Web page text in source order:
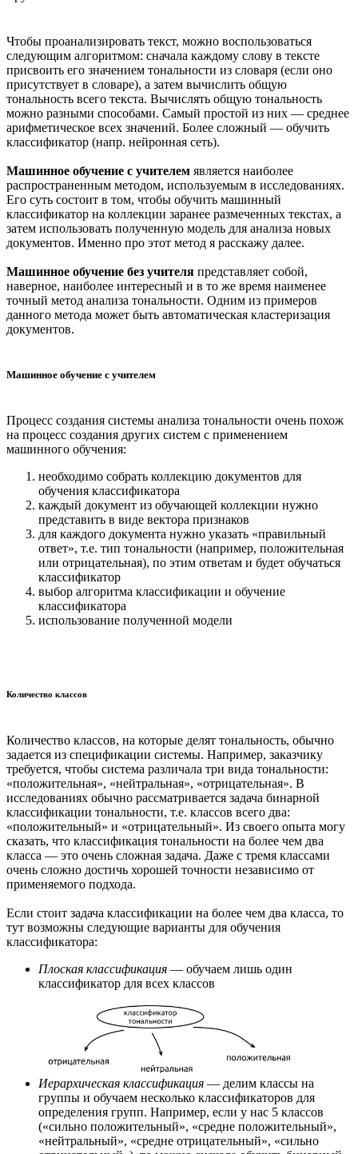
Чтобы проанализировать текст, можно воспользоваться
следующим алгоритмом: сначала каждому слову в тексте
присвоить его значением тональности из словаря (если оно
присутствует в словаре), а затем вычислить общую
тональность всего текста. Вычислять общую тональность
можно разными способами. Самый простой из них — среднее
арифметическое всех значений. Более сложный — обучить
классификатор (напр. нейронная сеть).
Машинное обучение с учителем является наиболее
распространенным методом, используемым в исследованиях.
Его суть состоит в том, чтобы обучить машинный
классификатор на коллекции заранее размеченных текстах, а
затем использовать полученную модель для анализа новых
документов. Именно про этот метод я расскажу далее.
Машинное обучение без учителя представляет собой,
наверное, наиболее интересный и в то же время наименее
точный метод анализа тональности. Одним из примеров
данного метода может быть автоматическая кластеризация
документов.
Машинное обучение с учителем
Процесс создания системы анализа тональности очень похож
на процесс создания других систем с применением
машинного обучения:
необходимо собрать коллекцию документов для
обучения классификатора
каждый документ из обучающей коллекции нужно
представить в виде вектора признаков
для каждого документа нужно указать «правильный
ответ», т.е. тип тональности (например, положительная
или отрицательная), по этим ответам и будет обучаться
классификатор
выбор алгоритма классификации и обучение
классификатора
использование полученной модели
Количество классов
Количество классов, на которые делят тональность, обычно
задается из спецификации системы. Например, заказчику
требуется, чтобы система различала три вида тональности:
«положительная», «нейтральная», «отрицательная». В
исследованиях обычно рассматривается задача бинарной
классификации тональности, т.е. классов всего два:
«положительный» и «отрицательный». Из своего опыта могу
сказать, что классификация тональности на более чем два
класса — это очень сложная задача. Даже с тремя классами
очень сложно достичь хорошей точности независимо от
применяемого подхода.
Если стоит задача классификации на более чем два класса, то
тут возможны следующие варианты для обучения
классификатора:
Плоская классификация — обучаем лишь один
классификатор для всех классов
Иерархическая классификация — делим классы на
группы и обучаем несколько классификаторов для
определения групп. Например, если у нас 5 классов
(«сильно положительный», «средне положительный»,
«нейтральный», «средне отрицательный», «сильно